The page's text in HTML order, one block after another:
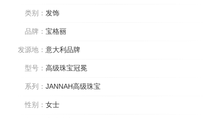
类别： 发饰
品牌： 宝格丽
发源地： 意大利品牌
型号： 高级珠宝冠冕
系列： JANNAH高级珠宝
性别： 女士